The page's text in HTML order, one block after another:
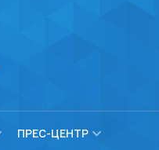
ПРЕС-ЦЕНТР